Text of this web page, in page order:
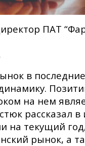
ПАТ
в
на нем
рассказал
на текущий
рынок, а